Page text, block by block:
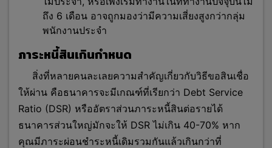
ถึง 6 เดือน อาจถูกมองว่ามีความเสี่ยงสูงกว่ากลุ่ม
พนักงานประจำ
ภาระหนี้สินเกินกำหนด
สิ่งที่หลายคนละเลยความสำคัญเกี่ยวกับวิธีขอสินเชื่อ
ให้ผ่าน คือธนาคารจะมีเกณฑ์ที่เรียกว่า Debt Service
Ratio (DSR) หรืออัตราส่วนภาระหนี้สินต่อรายได้
ธนาคารส่วนใหญ่มักจะให้ DSR ไม่เกิน 40-70% หาก
คุณมีภาระผ่อนชำระหนี้เดิมรวมกันแล้วเกินกว่าที่